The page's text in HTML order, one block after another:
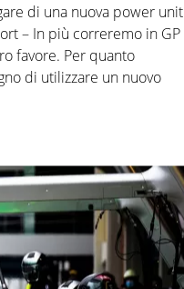
di una nuova power unit
– In più correremo in GP
favore. Per quanto
di utilizzare un nuovo